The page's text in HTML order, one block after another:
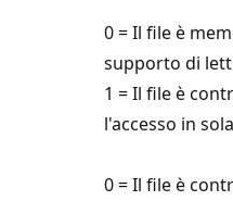
0 = Il file è
supporto di
1 = Il file è
l'accesso in
0 = Il file è